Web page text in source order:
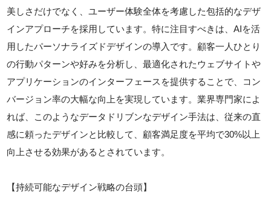
美しさだけでなく、ユーザー体験全体を考慮した包括的なデザ
インアプローチを採用しています。特に注目すべきは、AIを活
用したパーソナライズドデザインの導入です。顧客一人ひとり
の行動パターンや好みを分析し、最適化されたウェブサイトや
アプリケーションのインターフェースを提供することで、コン
バージョン率の大幅な向上を実現しています。業界専門家によ
れば、このようなデータドリブンなデザイン手法は、従来の直
感に頼ったデザインと比較して、顧客満足度を平均で30%以上
向上させる効果があるとされています。
【持続可能なデザイン戦略の台頭】